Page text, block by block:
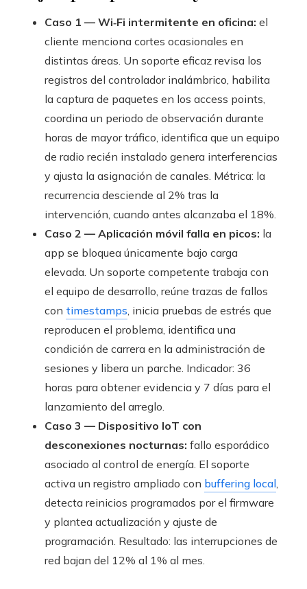
Caso 1 — Wi‑Fi intermitente en oficina: el
cliente menciona cortes ocasionales en
distintas áreas. Un soporte eficaz revisa los
registros del controlador inalámbrico, habilita
la captura de paquetes en los access points,
coordina un periodo de observación durante
horas de mayor tráfico, identifica que un equipo
de radio recién instalado genera interferencias
y ajusta la asignación de canales. Métrica: la
recurrencia desciende al 2% tras la
intervención, cuando antes alcanzaba el 18%.
Caso 2 — Aplicación móvil falla en picos: la
app se bloquea únicamente bajo carga
elevada. Un soporte competente trabaja con
el equipo de desarrollo, reúne trazas de fallos
con timestamps, inicia pruebas de estrés que
reproducen el problema, identifica una
condición de carrera en la administración de
sesiones y libera un parche. Indicador: 36
horas para obtener evidencia y 7 días para el
lanzamiento del arreglo.
Caso 3 — Dispositivo IoT con
desconexiones nocturnas: fallo esporádico
asociado al control de energía. El soporte
activa un registro ampliado con buffering local,
detecta reinicios programados por el firmware
y plantea actualización y ajuste de
programación. Resultado: las interrupciones de
red bajan del 12% al 1% al mes.